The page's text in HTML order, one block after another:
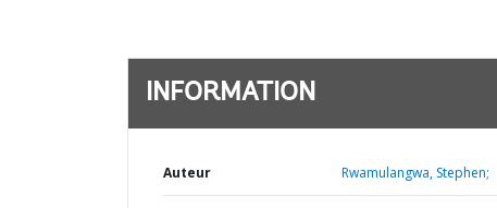
INFORMATION
Auteur Rwamulangwa, Stephen;